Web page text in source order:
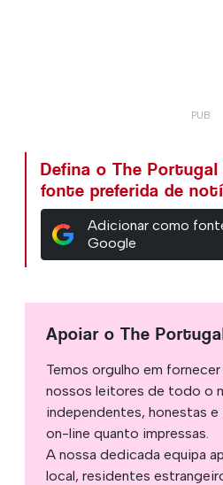
Defina o The Portugal
fonte preferida de
Adicionar como
Google
Apoiar o The
Temos orgulho em
nossos leitores de todo o
independentes, honestas
on-line quanto impressas.
A nossa dedicada equipa
local, residentes